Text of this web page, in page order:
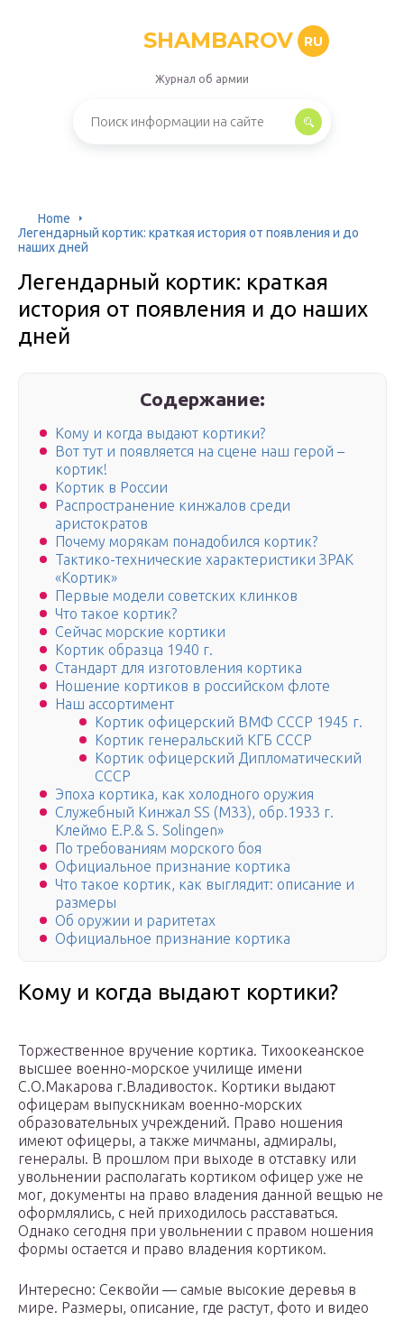
SHAMBAROV RU
Журнал об армии
Home
Легендарный кортик: краткая история от появления и до
наших дней
Легендарный кортик: краткая
история от появления и до наших
дней
Содержание:
Кому и когда выдают кортики?
Вот тут и появляется на сцене наш герой –
кортик!
Кортик в России
Распространение кинжалов среди
аристократов
Почему морякам понадобился кортик?
Тактико-технические характеристики ЗРАК
«Кортик»
Первые модели советских клинков
Что такое кортик?
Сейчас морские кортики
Кортик образца 1940 г.
Стандарт для изготовления кортика
Ношение кортиков в российском флоте
Наш ассортимент
Кортик офицерский ВМФ СССР 1945 г.
Кортик генеральский КГБ СССР
Кортик офицерский Дипломатический
СССР
Эпоха кортика, как холодного оружия
Служебный Кинжал SS (M33), обр.1933 г.
Клеймо E.P.& S. Solingen»
По требованиям морского боя
Официальное признание кортика
Что такое кортик, как выглядит: описание и
размеры
Об оружии и раритетах
Официальное признание кортика
Кому и когда выдают кортики?
Торжественное вручение кортика. Тихоокеанское
высшее военно-морское училище имени
С.О.Макарова г.Владивосток. Кортики выдают
офицерам выпускникам военно-морских
образовательных учреждений. Право ношения
имеют офицеры, а также мичманы, адмиралы,
генералы. В прошлом при выходе в отставку или
увольнении располагать кортиком офицер уже не
мог, документы на право владения данной вещью не
оформлялись, с ней приходилось расставаться.
Однако сегодня при увольнении с правом ношения
формы остается и право владения кортиком.
Интересно: Секвойи — самые высокие деревья в
мире. Размеры, описание, где растут, фото и видео